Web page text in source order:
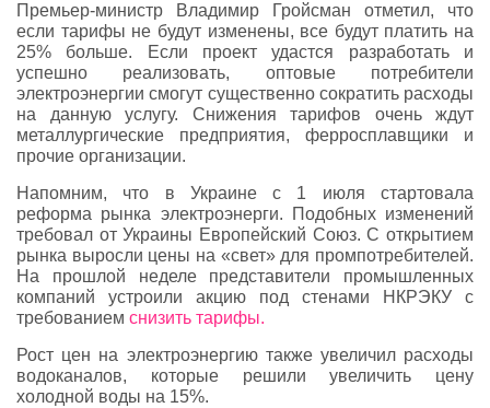
Премьер-министр Владимир Гройсман отметил, что
если тарифы не будут изменены, все будут платить на
25% больше. Если проект удастся разработать и
успешно реализовать, оптовые потребители
электроэнергии смогут существенно сократить расходы
на данную услугу. Снижения тарифов очень ждут
металлургические предприятия, ферросплавщики и
прочие организации.
Напомним, что в Украине с 1 июля стартовала
реформа рынка электроэнерги. Подобных изменений
требовал от Украины Европейский Союз. С открытием
рынка выросли цены на «свет» для промпотребителей.
На прошлой неделе представители промышленных
компаний устроили акцию под стенами НКРЭКУ с
требованием снизить тарифы.
Рост цен на электроэнергию также увеличил расходы
водоканалов, которые решили увеличить цену
холодной воды на 15%.